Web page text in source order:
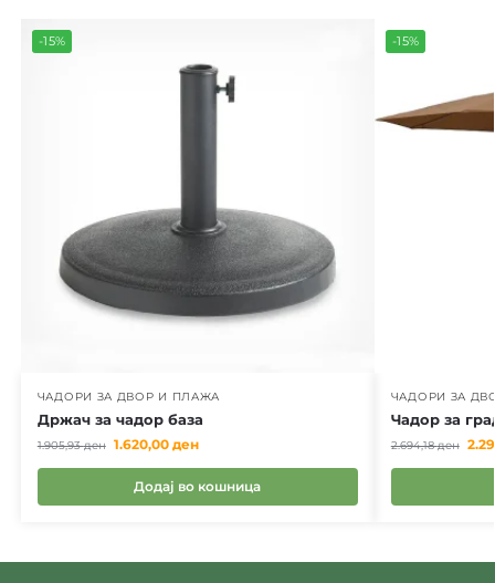
-15%
ЧАДОРИ ЗА ДВОР И ПЛАЖА
Држач за чадор база
1.905,93ден 1.620,00 ден
Додај во кошница
-15%
ЧАДОРИ ЗА
Чадор за
2.694,18ден